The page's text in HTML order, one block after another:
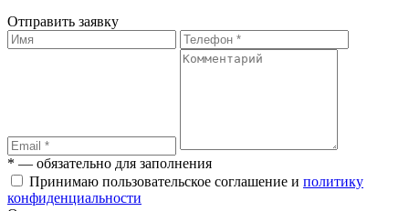
Отправить заявку
* — обязательно для заполнения
Принимаю пользовательское соглашение и политику
конфиденциальности